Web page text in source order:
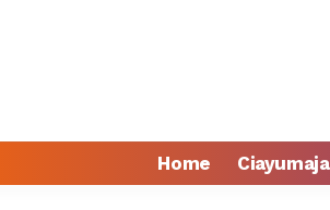
Home